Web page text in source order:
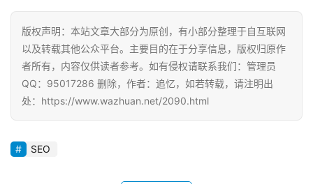
版权声明：本站文章大部分为原创，有小部分整理于自互联网
以及转载其他公众平台。主要目的在于分享信息，版权归原作
者所有，内容仅供读者参考。如有侵权请联系我们：管理员
QQ：95017286 删除，作者：追忆，如若转载，请注明出
处：https://www.wazhuan.net/2090.html
SEO